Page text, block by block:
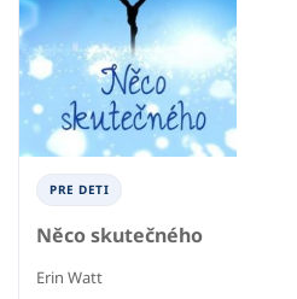
PRE DETI
Něco skutečného
Erin Watt